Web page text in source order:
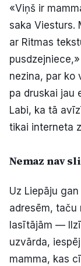
«Viņš ir
saka Viesturs.
ar Ritmas
nezina, par ko
pa druskai jau
Labi, ka tā
tikai interneta
Nemaz nav
Uz Liepāju
adresēm, taču
lasītājām —
uzvārda,
mamma, kas